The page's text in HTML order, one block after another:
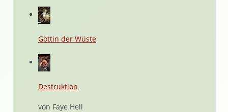
Göttin der Wüste
Destruktion
von Faye Hell